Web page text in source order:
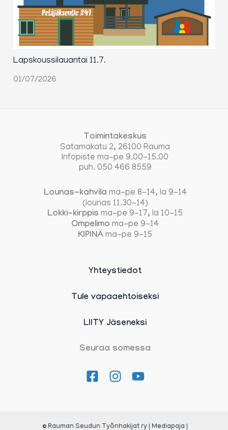
Lapskoussilauantai 11.7.
01/07/2026
Toimintakeskus
Satamakatu 2, 26100 Rauma
Infopiste ma-pe 9.00-15.00
puh. 050 466 8559
Lounas-kahvila ma-pe 8-14, la 9-14
(lounas 11.30-14)
Lokki-kirppis ma-pe 9-17, la 10-15
Ompelimo ma-pe 9-14
KIPINÄ ma-pe 9-15
Yhteystiedot
Tule vapaaehtoiseksi
LIITY Jäseneksi
Seuraa somessa
© Rauman Seudun Työnhakijat ry | Mediapaja |